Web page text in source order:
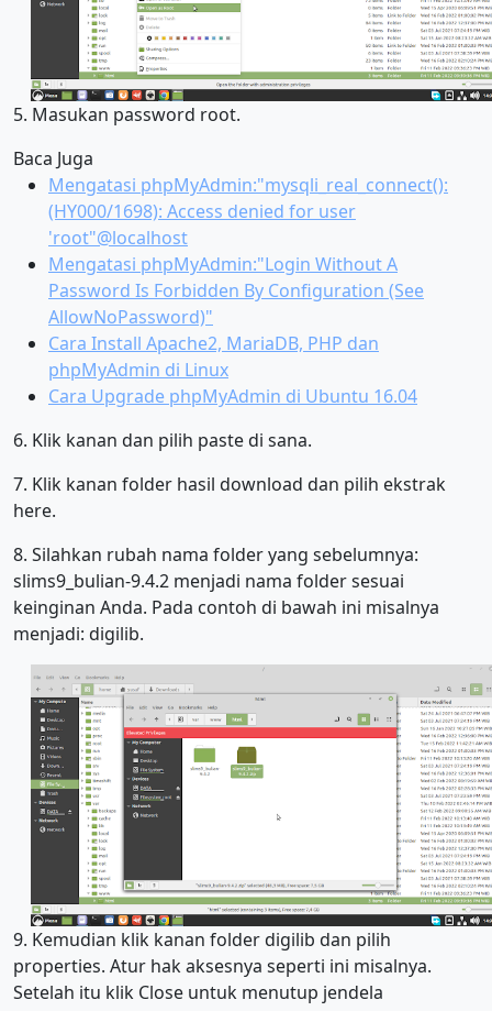
5. Masukan password root.
Baca Juga
Mengatasi phpMyAdmin:"mysqli_real_connect():
(HY000/1698): Access denied for user
'root"@localhost
Mengatasi phpMyAdmin:"Login Without A
Password Is Forbidden By Configuration (See
AllowNoPassword)"
Cara Install Apache2, MariaDB, PHP dan
phpMyAdmin di Linux
Cara Upgrade phpMyAdmin di Ubuntu 16.04
6. Klik kanan dan pilih paste di sana.
7. Klik kanan folder hasil download dan pilih ekstrak
here.
8. Silahkan rubah nama folder yang sebelumnya:
slims9_bulian-9.4.2 menjadi nama folder sesuai
keinginan Anda. Pada contoh di bawah ini misalnya
menjadi: digilib.
9. Kemudian klik kanan folder digilib dan pilih
properties. Atur hak aksesnya seperti ini misalnya.
Setelah itu klik Close untuk menutup jendela